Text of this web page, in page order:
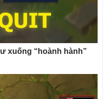
xuống “hoành hành”